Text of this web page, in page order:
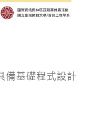
備基礎程式設計